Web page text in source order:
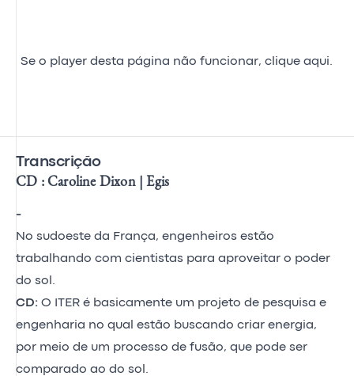
Se o player desta página não funcionar, clique aqui.
Transcrição
CD : Caroline Dixon | Egis
-
No sudoeste da França, engenheiros estão
trabalhando com cientistas para aproveitar o poder
do sol.
CD: O ITER é basicamente um projeto de pesquisa e
engenharia no qual estão buscando criar energia,
por meio de um processo de fusão, que pode ser
comparado ao do sol.